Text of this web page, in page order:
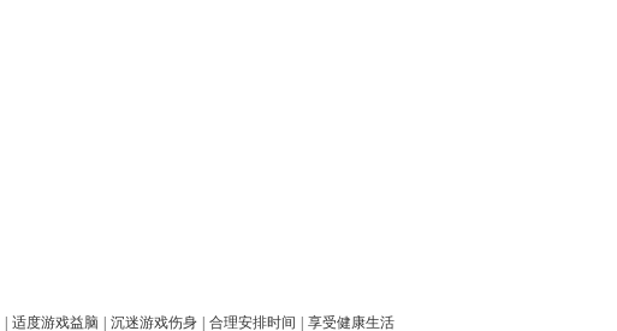
适度游戏益脑 沉迷游戏伤身 合理安排时间 享受健康生活